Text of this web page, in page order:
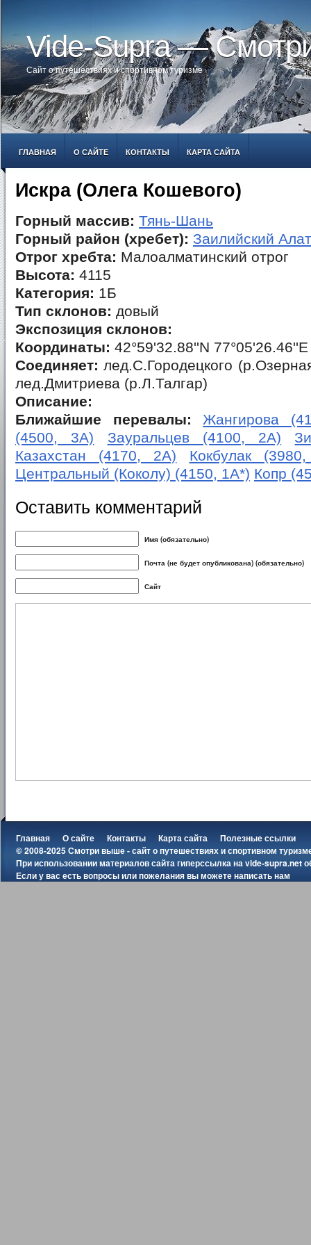
Vide-Supra —
Сайт о путешествиях и спортивном туризме
ГЛАВНАЯ О САЙТЕ КОНТАКТЫ КАРТА САЙТА
Искра (Олега Кошевого)
Горный массив: Тянь-Шань
Горный район (хребет): Заилийский
Отрог хребта: Малоалматинский отрог
Высота: 4115
Категория: 1Б
Тип склонов: довый
Экспозиция склонов:
Координаты: 42°59'32.88''N 77°05'26.46''E
Соединяет: лед.С.Городецкого
лед.Дмитриева (р.Л.Талгар)
Описание:
Ближайшие перевалы:
Жангирова
(4500, 3А)
Зауральцев (4100, 2А)
Казахстан (4170, 2А)
Кокбулак
Центральный (Коколу) (4150, 1А*) Копр
Оставить комментарий
Имя (обязательно)
Почта (не будет опубликована) (обязательно)
Сайт
Главная О сайте Контакты Карта сайта
Полезные ссылки
© 2008-2025 Смотри выше - сайт о путешествиях и спортивном
При использовании материалов сайта гиперссылка наvide-supra.net
Если у вас есть вопросы или пожелания вы можетенаписать нам